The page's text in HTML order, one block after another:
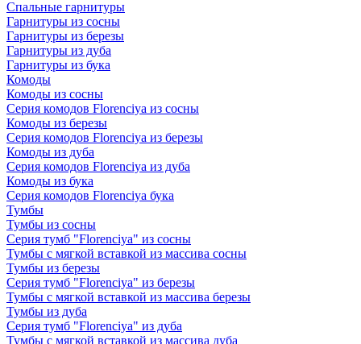
Спальные гарнитуры
Гарнитуры из сосны
Гарнитуры из березы
Гарнитуры из дуба
Гарнитуры из бука
Комоды
Комоды из сосны
Серия комодов Florenciya из сосны
Комоды из березы
Серия комодов Florenciya из березы
Комоды из дуба
Серия комодов Florenciya из дуба
Комоды из бука
Серия комодов Florenciya бука
Тумбы
Тумбы из сосны
Серия тумб "Florenciya" из сосны
Тумбы с мягкой вставкой из массива сосны
Тумбы из березы
Серия тумб "Florenciya" из березы
Тумбы с мягкой вставкой из массива березы
Тумбы из дуба
Серия тумб "Florenciya" из дуба
Тумбы с мягкой вставкой из массива дуба